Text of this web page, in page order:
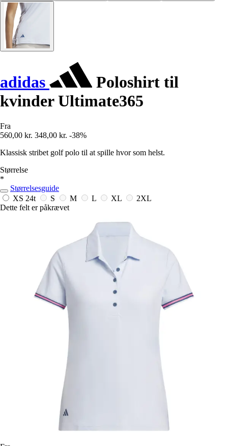
adidas
Poloshirt til
kvinder Ultimate365
Fra
560,00 kr. 348,00 kr. -38%
Klassisk stribet golf polo til at spille hvor som helst.
Størrelse
*
Størrelsesguide
XS 24t S M L XL
2XL
Dette felt er påkrævet